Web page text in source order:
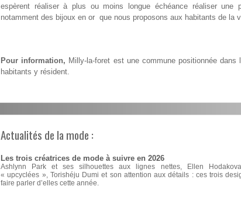
espèrent réaliser à plus ou moins longue échéance réaliser une
notamment des bijoux en or que nous proposons aux habitants de la
Pour information, Milly-la-foret est une commune positionnée dans
habitants y résident.
Actualités de la mode :
Les trois créatrices de mode à suivre en 2026
Ashlynn Park et ses silhouettes aux lignes nettes, Ellen
« upcyclées », Torishéju Dumi et son attention aux détails : ces trois
faire parler d’elles cette année.